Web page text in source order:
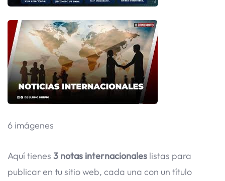
6 imágenes
Aquí tienes 3 notas internacionales listas para
publicar en tu sitio web, cada una con un título